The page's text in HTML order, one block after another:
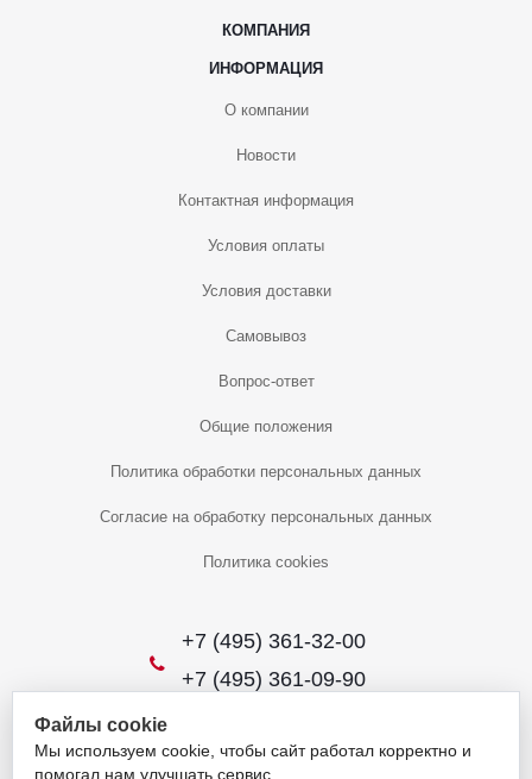
КОМПАНИЯ
ИНФОРМАЦИЯ
О компании
Новости
Контактная информация
Условия оплаты
Условия доставки
Самовывоз
Вопрос-ответ
Общие положения
Политика обработки персональных данных
Согласие на обработку персональных данных
Политика cookies
+7 (495) 361-32-00
+7 (495) 361-09-90
2026 © Уникальный интернет-магазин
Файлы cookie
Мы используем cookie, чтобы сайт работал корректно и
помогал нам улучшать сервис.